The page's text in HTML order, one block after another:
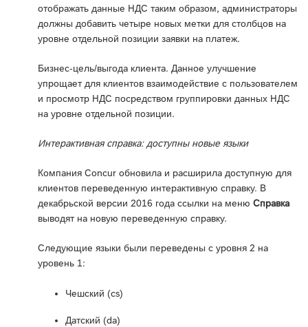
отображать данные НДС таким образом, администраторы
должны добавить четыре новых метки для столбцов на
уровне отдельной позиции заявки на платеж.
Бизнес-цель/выгода клиента. Данное улучшение
упрощает для клиентов взаимодействие с пользователем
и просмотр НДС посредством группировки данных НДС
на уровне отдельной позиции.
Интерактивная справка: доступны новые языки
Компания Concur обновила и расширила доступную для
клиентов переведенную интерактивную справку. В
декабрьской версии 2016 года ссылки на меню Справка
выводят на новую переведенную справку.
Следующие языки были переведены с уровня 2 на
уровень 1:
Чешский (cs)
Датский (da)